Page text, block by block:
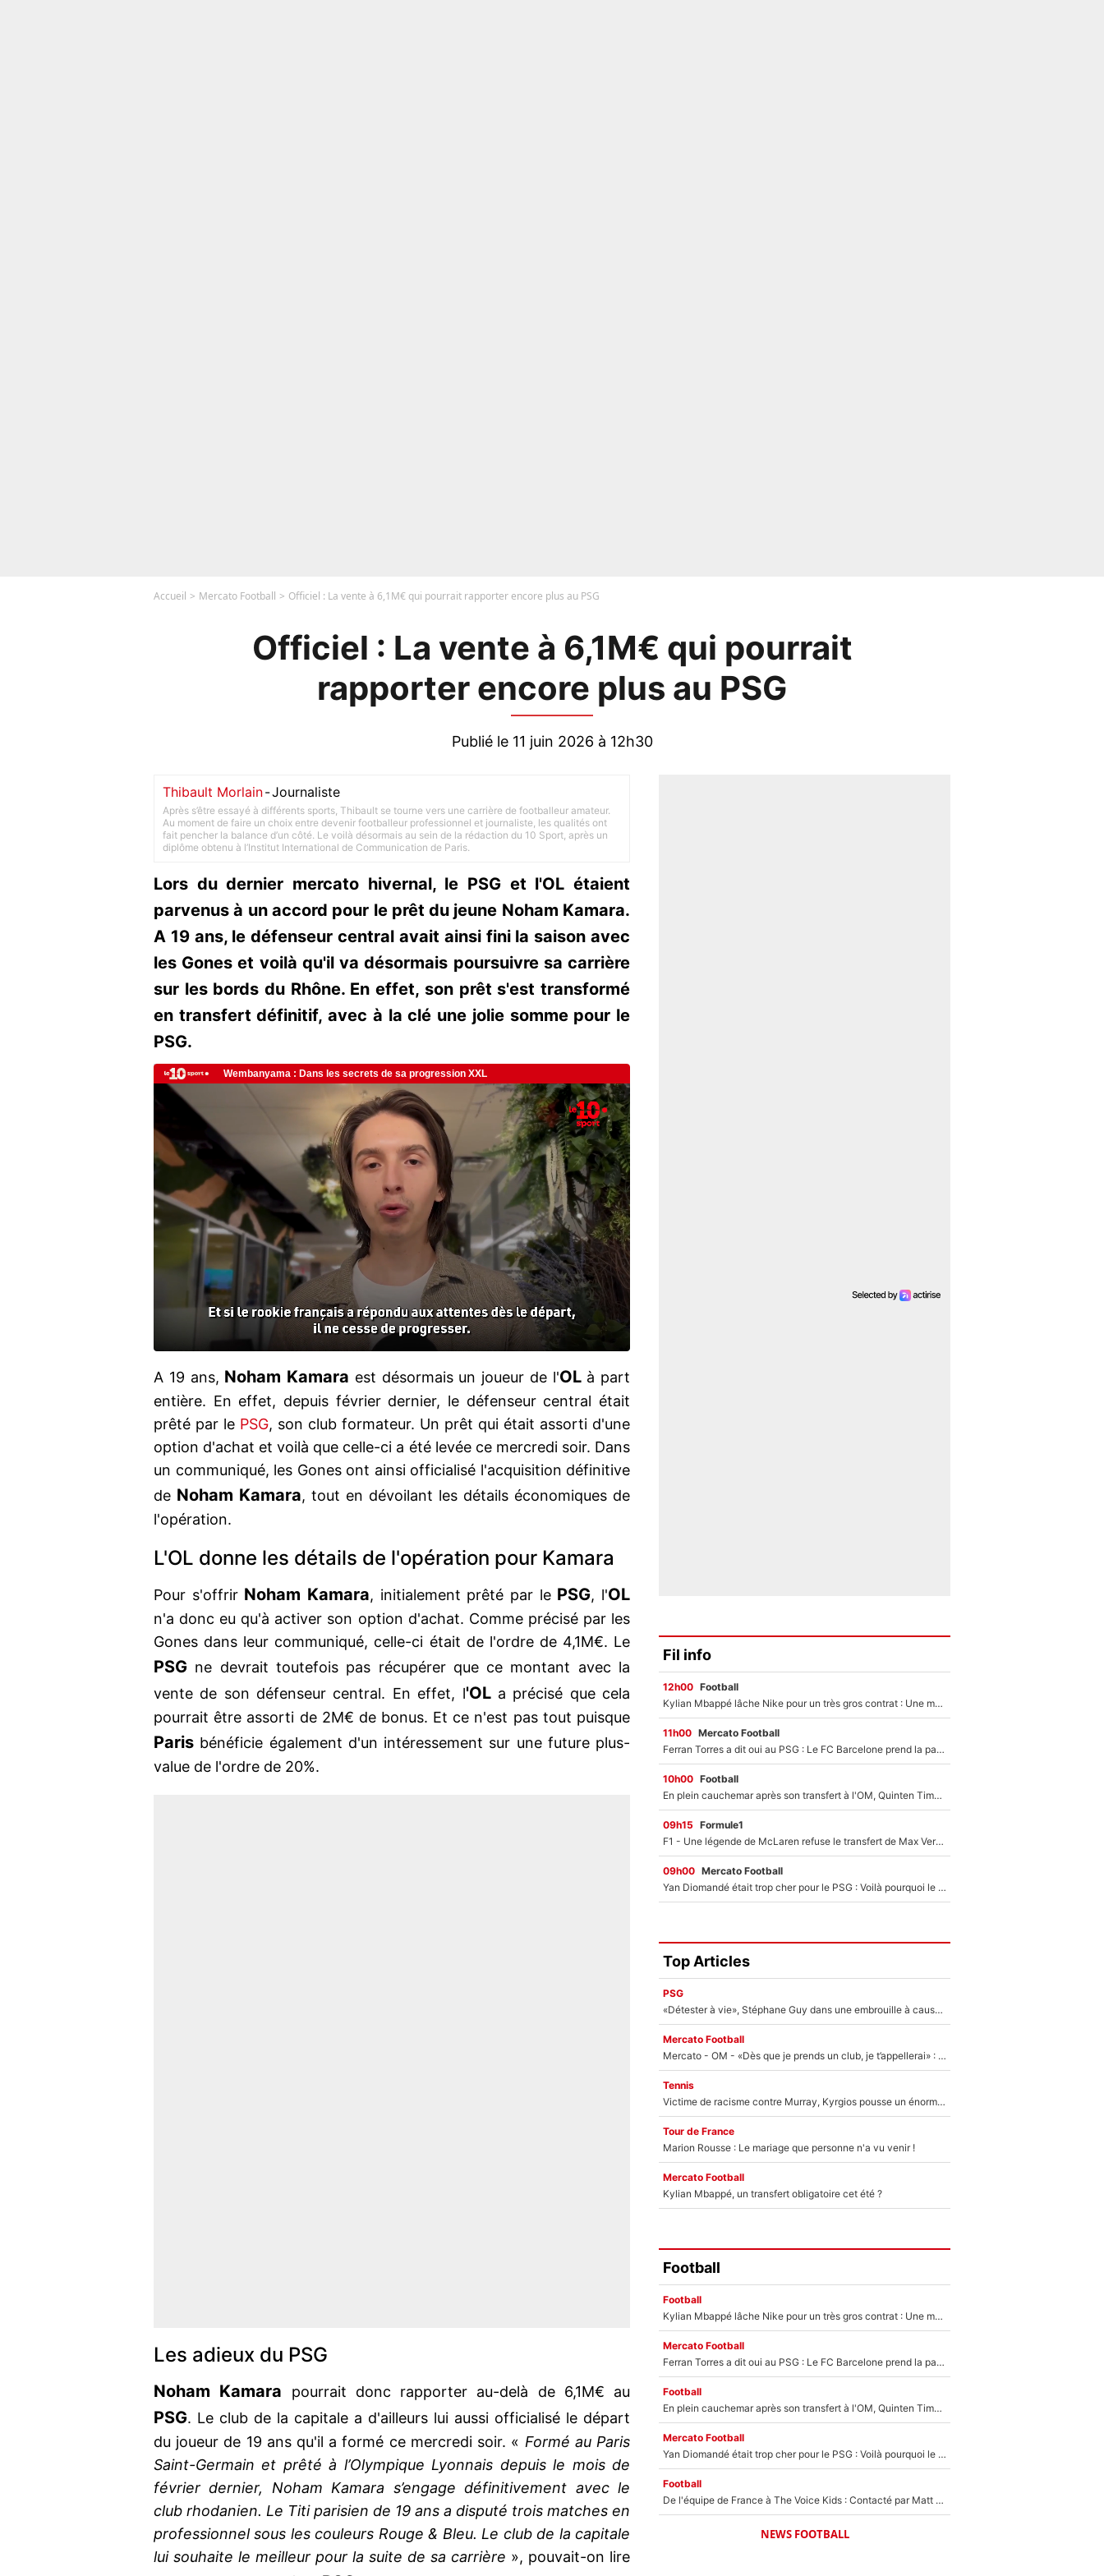
Accueil Mercato Football Officiel : La vente à 6,1M€ qui pourrait rapporter encore plus au PSG
Officiel : La vente à 6,1M€ qui pourrait
rapporter encore plus au PSG
Publié le 11 juin 2026 à 12h30
Thibault Morlain-Journaliste
Après s’être essayé à différents sports, Thibault se tourne vers une carrière de footballeur amateur.
Au moment de faire un choix entre devenir footballeur professionnel et journaliste, les qualités ont
fait pencher la balance d’un côté. Le voilà désormais au sein de la rédaction du 10 Sport, après un
diplôme obtenu à l’Institut International de Communication de Paris.
Lors du dernier mercato hivernal, le PSG et l'OL étaient
parvenus à un accord pour le prêt du jeune Noham Kamara.
A 19 ans, le défenseur central avait ainsi fini la saison avec
les Gones et voilà qu'il va désormais poursuivre sa carrière
sur les bords du Rhône. En effet, son prêt s'est transformé
en transfert définitif, avec à la clé une jolie somme pour le
PSG.
A 19 ans, Noham Kamara est désormais un joueur de l'OL à part
entière. En effet, depuis février dernier, le défenseur central était
prêté par le PSG, son club formateur. Un prêt qui était assorti d'une
option d'achat et voilà que celle-ci a été levée ce mercredi soir. Dans
un communiqué, les Gones ont ainsi officialisé l'acquisition définitive
de Noham Kamara, tout en dévoilant les détails économiques de
l'opération.
L'OL donne les détails de l'opération pour Kamara
Pour s'offrir Noham Kamara, initialement prêté par le PSG, l'OL
n'a donc eu qu'à activer son option d'achat. Comme précisé par les
Gones dans leur communiqué, celle-ci était de l'ordre de 4,1M€. Le
PSG ne devrait toutefois pas récupérer que ce montant avec la
vente de son défenseur central. En effet, l'OL a précisé que cela
pourrait être assorti de 2M€ de bonus. Et ce n'est pas tout puisque
Paris bénéficie également d'un intéressement sur une future plus-
value de l'ordre de 20%.
Les adieux du PSG
Noham Kamara pourrait donc rapporter au-delà de 6,1M€ au
PSG. Le club de la capitale a d'ailleurs lui aussi officialisé le départ
du joueur de 19 ans qu'il a formé ce mercredi soir. « Formé au Paris
Saint-Germain et prêté à l’Olympique Lyonnais depuis le mois de
février dernier, Noham Kamara s’engage définitivement avec le
club rhodanien. Le Titi parisien de 19 ans a disputé trois matches en
professionnel sous les couleurs Rouge & Bleu. Le club de la capitale
lui souhaite le meilleur pour la suite de sa carrière », pouvait-on lire
Fil info
12h00 Football
Kylian Mbappé lâche Nike pour un très gros contrat : Une marque «inattendue» va frapper très fort
11h00 Mercato Football
Ferran Torres a dit oui au PSG : Le FC Barcelone prend la parole alors qu'un transfert de l'attaquant espagnol prend forme
10h00 Football
En plein cauchemar après son transfert à l'OM, Quinten Timber raconte ses doutes après sa signature à Marseille
09h15 Formule1
F1 - Une légende de McLaren refuse le transfert de Max Verstappen qui pourrait «faire des vagues» et plomber l'ambiance dans l'équipe
09h00 Mercato Football
Yan Diomandé était trop cher pour le PSG : Voilà pourquoi le Real Madrid a accepté de payer la somme record de 140M€ pour boucler son transfert !
Top Articles
PSG
«Détester à vie», Stéphane Guy dans une embrouille à cause du PSG !
Mercato Football
Mercato - OM - «Dès que je prends un club, je t’appellerai» : La promesse de Marcelino au moment de claquer la porte
Tennis
Victime de racisme contre Murray, Kyrgios pousse un énorme coup de gueule !
Tour de France
Marion Rousse : Le mariage que personne n'a vu venir !
Mercato Football
Kylian Mbappé, un transfert obligatoire cet été ?
Football
Football
Kylian Mbappé lâche Nike pour un très gros contrat : Une marque «inattendue» va frapper très fort
Mercato Football
Ferran Torres a dit oui au PSG : Le FC Barcelone prend la parole alors qu'un transfert de l'attaquant espagnol prend forme
Football
En plein cauchemar après son transfert à l'OM, Quinten Timber raconte ses doutes après sa signature à Marseille
Mercato Football
Yan Diomandé était trop cher pour le PSG : Voilà pourquoi le Real Madrid a accepté de payer la somme record de 140M€ pour boucler son transfert !
Football
De l'équipe de France à The Voice Kids : Contacté par Matt Pokora, Kylian Mbappé a accepté de jouer un rôle inédit sur TF1 !
NEWS FOOTBALL